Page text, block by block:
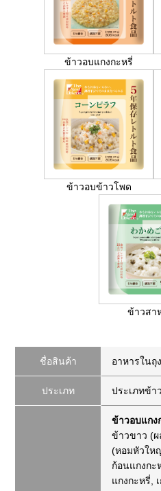
ข้าวอบแกงกะหรี่
ข้าวอบข้าวโพด
ข้าวสา
ชื่อสินค้า อาหารในถุ
ประเภท ประเภทข้า
ข้าวอบแกง
ข้าวขาว (ผ
(หอมหัวให
ก้อนแกงกะ
แกงกะหรี่,